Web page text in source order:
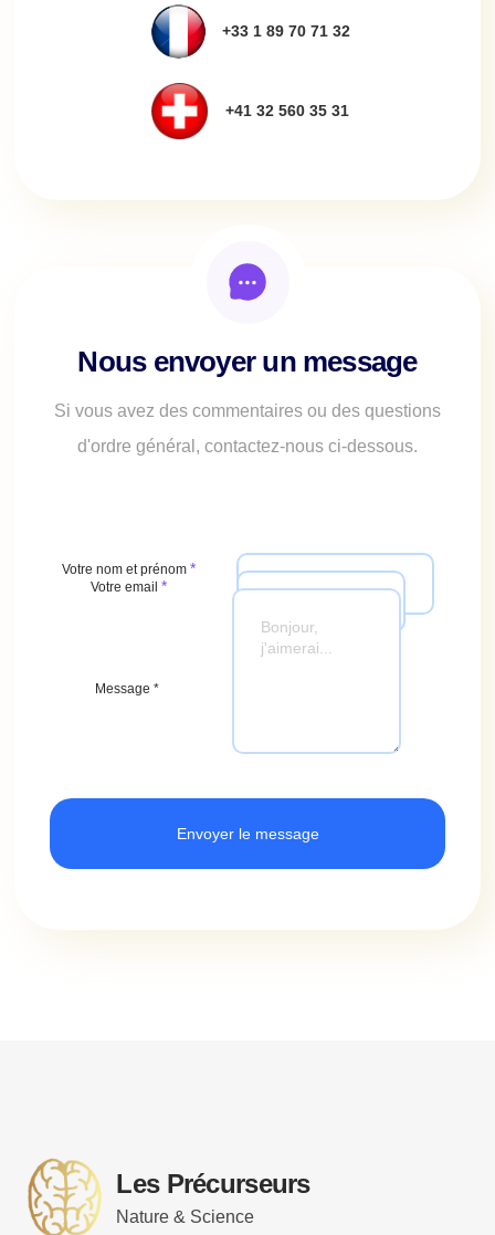
+33 1 89 70 71 32
+41 32 560 35 31
Nous envoyer un message
Si vous avez des commentaires ou des questions
d'ordre général, contactez-nous ci-dessous.
Votre nom et prénom *
Votre email *
Message *
Les Précurseurs
Nature & Science